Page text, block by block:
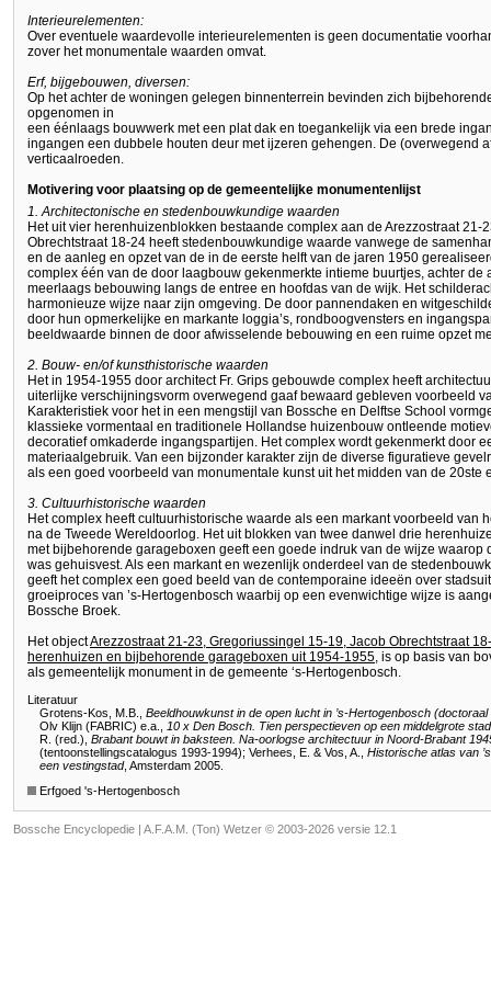
Interieurelementen:
Over eventuele waardevolle interieurelementen is geen documentatie
zover het monumentale waarden omvat.
Erf, bijgebouwen, diversen:
Op het achter de woningen gelegen binnenterrein bevinden zich
opgenomen in
een éénlaags bouwwerk met een plat dak en toegankelijk via een brede
ingangen een dubbele houten deur met ijzeren gehengen. De (overwegend
verticaalroeden.
Motivering voor plaatsing op de gemeentelijke monumentenlijst
1. Architectonische en stedenbouwkundige waarden
Het uit vier herenhuizenblokken bestaande complex aan de Arezzostraat 21-
Obrechtstraat 18-24 heeft stedenbouwkundige waarde vanwege de
en de aanleg en opzet van de in de eerste helft van de jaren 1950
complex één van de door laagbouw gekenmerkte intieme buurtjes, achter
meerlaags bebouwing langs de entree en hoofdas van de wijk. Het
harmonieuze wijze naar zijn omgeving. De door pannendaken en
door hun opmerkelijke en markante loggia’s, rondboogvensters en
beeldwaarde binnen de door afwisselende bebouwing en een ruime opzet
2. Bouw- en/of kunsthistorische waarden
Het in 1954-1955 door architect Fr. Grips gebouwde complex heeft
uiterlijke verschijningsvorm overwegend gaaf bewaard gebleven voorbeeld
Karakteristiek voor het in een mengstijl van Bossche en Delftse School
klassieke vormentaal en traditionele Hollandse huizenbouw ontleende
decoratief omkaderde ingangspartijen. Het complex wordt gekenmerkt door
materiaalgebruik. Van een bijzonder karakter zijn de diverse figuratieve
als een goed voorbeeld van monumentale kunst uit het midden van de 20ste
3. Cultuurhistorische waarden
Het complex heeft cultuurhistorische waarde als een markant voorbeeld van
na de Tweede Wereldoorlog. Het uit blokken van twee danwel drie
met bijbehorende garageboxen geeft een goede indruk van de wijze
was gehuisvest. Als een markant en wezenlijk onderdeel van de
geeft het complex een goed beeld van de contemporaine ideeën over
groeiproces van ’s-Hertogenbosch waarbij op een evenwichtige wijze is
Bossche Broek.
Het objectArezzostraat 21-23, Gregoriussingel 15-19, Jacob Obrechtstraat
herenhuizen en bijbehorende garageboxen uit 1954-1955, is op basis van
als gemeentelijk monument in de gemeente ‘s-Hertogenbosch.
Literatuur
Grotens-Kos, M.B., Beeldhouwkunst in de open lucht in ’s-Hertogenbosch
Olv Klijn (FABRIC) e.a., 10 x Den Bosch. Tien perspectieven op een middelgrote stad
R. (red.), Brabant bouwt in baksteen. Na-oorlogse architectuur in Noord-Brabant
(tentoonstellingscatalogus 1993-1994); Verhees, E. & Vos, A., Historische atlas van
een vestingstad, Amsterdam 2005.
Erfgoed 's-Hertogenbosch
Bossche Encyclopedie | A.F.A.M. (Ton) Wetzer © 2003-2026 versie 12.1